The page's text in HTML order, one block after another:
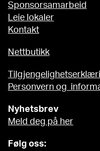
Sponsorsamarbeid
Leie lokaler
Kontakt
Nettbutikk
Personvern og
Nyhetsbrev
Meld deg på her
Følg oss: